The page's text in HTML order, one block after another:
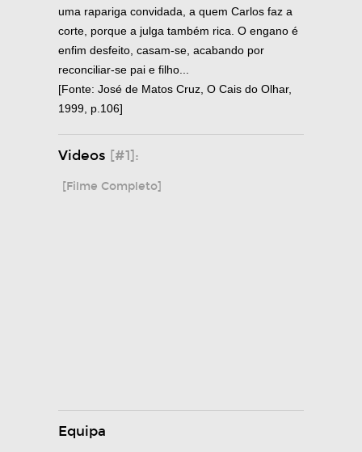
uma rapariga convidada, a quem Carlos faz a
corte, porque a julga também rica. O engano é
enfim desfeito, casam-se, acabando por
reconciliar-se pai e filho...
[Fonte: José de Matos Cruz, O Cais do Olhar,
1999, p.106]
Videos [#1]:
[Filme Completo]
Equipa